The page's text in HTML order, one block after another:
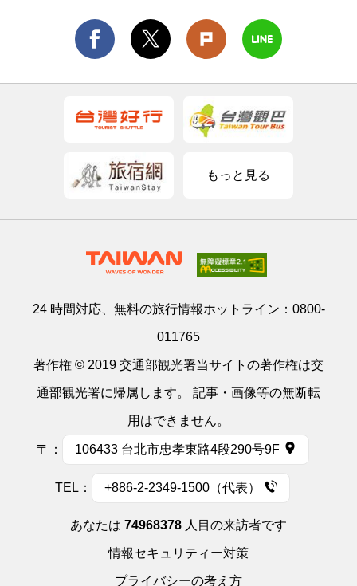
もっと見る
24 時間対応、無料の旅行情報ホットライン： 0800-
011765
著作権 © 2019 交通部観光署当サイトの著作権は交
通部観光署に帰属します。 記事・画像等の無断転
用はできません。
〒： 106433 台北市忠孝東路4段290号9F
TEL： +886-2-2349-1500（代表）
あなたは 74968378 人目の来訪者です
情報セキュリティー対策
プライバシーの考え方